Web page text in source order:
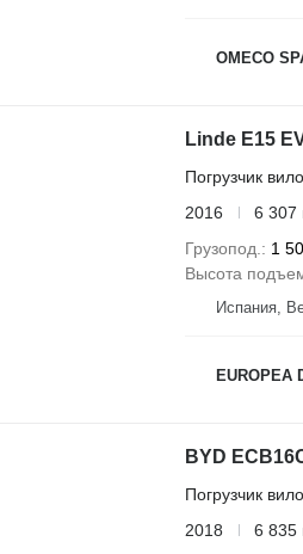
OMECO
Linde E15
Погрузчик
2016
6 307
Грузопод.
1
Высота
Испания,
EUROPEA
BYD
Погрузчик
2018
6 835